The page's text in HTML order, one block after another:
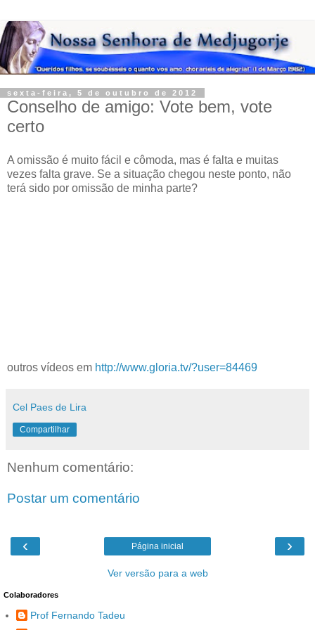
sexta-feira, 5 de outubro de 2012
Conselho de amigo: Vote bem, vote
certo
A omissão é muito fácil e cômoda, mas é falta e muitas
vezes falta grave. Se a situação chegou neste ponto, não
terá sido por omissão de minha parte?
outros vídeos em http://www.gloria.tv/?user=84469
Cel Paes de Lira
Compartilhar
Nenhum comentário:
Postar um comentário
‹ ›
Página inicial
Ver versão para a web
Colaboradores
Prof Fernando Tadeu